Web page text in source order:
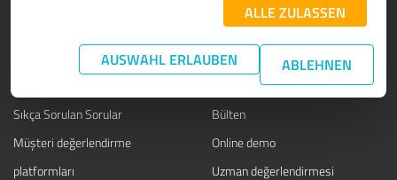
ALLE ZULASSEN
AUSWAHL ERLAUBEN ABLEHNEN
Sıkça Sorulan Sorular
Müşteri değerlendirme
platformları
HIZMET
Bülten
Online demo
Uzman değerlendirmesi